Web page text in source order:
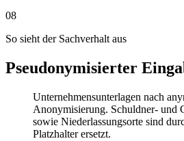
08
So sieht der Sachverhalt aus
Pseudonymisierter
Unternehmensunterlagen nach
Anonymisierung. Schuldner- und
sowie Niederlassungsorte sind
Platzhalter ersetzt.